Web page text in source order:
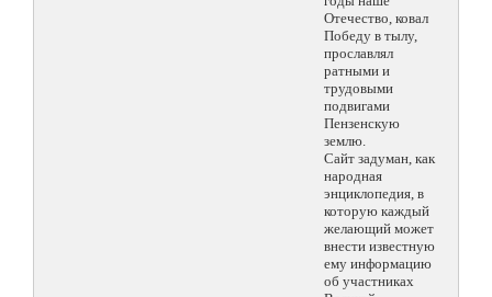
Отечество, ковал
Победу в тылу,
прославлял
ратными и
трудовыми
подвигами
Пензенскую
землю.
Сайт задуман, как
народная
энциклопедия, в
которую каждый
желающий может
внести известную
ему информацию
об участниках